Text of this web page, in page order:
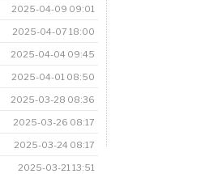
2025-04-09 09:01
2025-04-07 18:00
2025-04-04 09:45
2025-04-01 08:50
2025-03-28 08:36
2025-03-26 08:17
2025-03-24 08:17
2025-03-21 13:51